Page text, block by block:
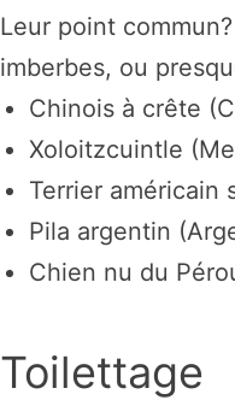
Leur point
imberbes, ou
Chinois à crête
Xoloitzcuintle
Terrier américain
Pila argentin
Chien nu du
Toilettage